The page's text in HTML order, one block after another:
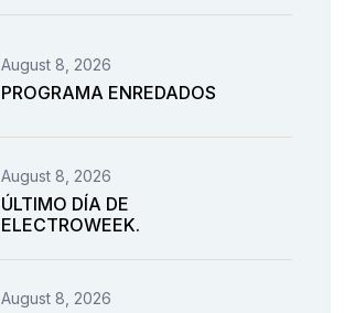
August 8, 2026
PROGRAMA ENREDADOS
August 8, 2026
ÚLTIMO DÍA DE
ELECTROWEEK.
August 8, 2026